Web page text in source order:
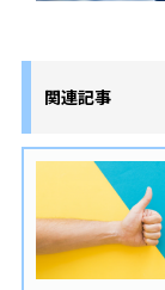
関連記事